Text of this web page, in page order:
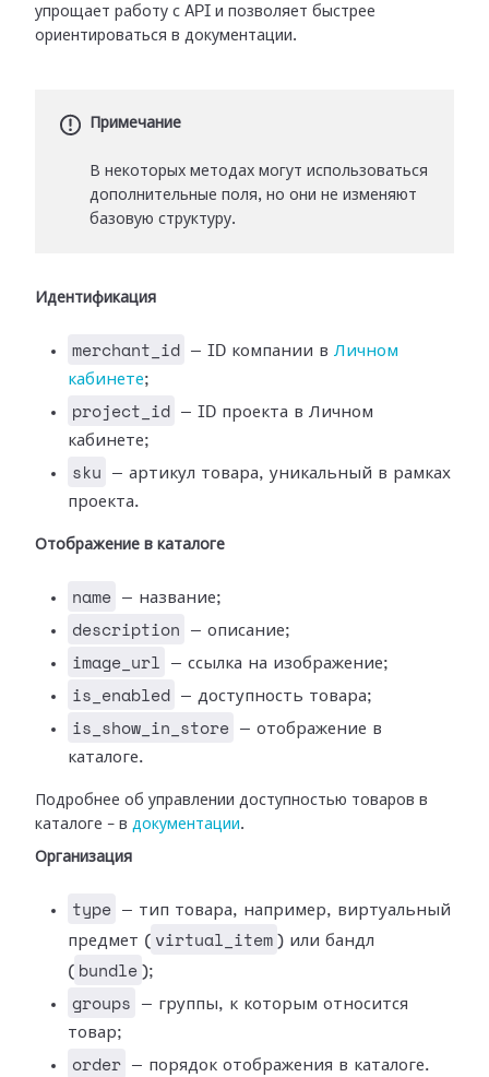
упрощает работу с API и позволяет быстрее
ориентироваться в документации.
Примечание
В некоторых методах могут использоваться
дополнительные поля, но они не изменяют
базовую структуру.
Идентификация
merchant_id — ID компании в Личном
кабинете;
project_id
— ID проекта в Личном
кабинете;
sku
— артикул товара, уникальный в рамках
проекта.
Отображение в каталоге
name — название;
description — описание;
image_url — ссылка на изображение;
is_enabled — доступность товара;
is_show_in_store
— отображение в
каталоге.
Подробнее об управлении доступностью товаров в
каталоге – в документации.
Организация
type
— тип товара, например, виртуальный
предмет ( virtual_item ) или бандл
( bundle );
groups
— группы, к которым относится
товар;
order — порядок отображения в каталоге.